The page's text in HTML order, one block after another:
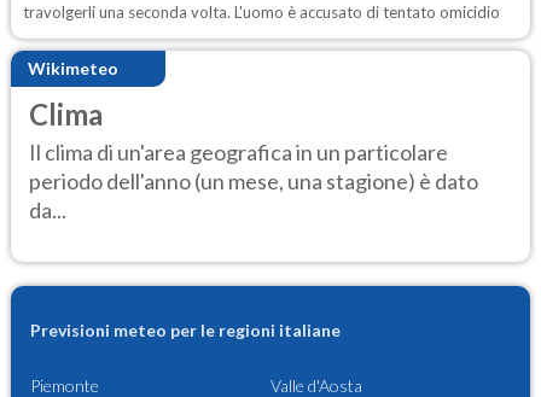
travolgerli una seconda volta. L'uomo è accusato di tentato omicidio
Wikimeteo
Clima
Il clima di un'area geografica in un particolare
periodo dell'anno (un mese, una stagione) è dato
da...
Previsioni meteo per le regioni italiane
Piemonte Valle d'Aosta